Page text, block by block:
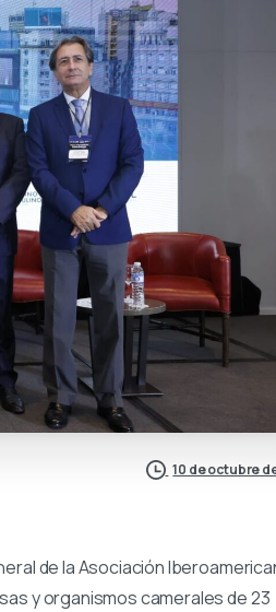
10 de octubre
de la Asociación
y organismos camerales de 23